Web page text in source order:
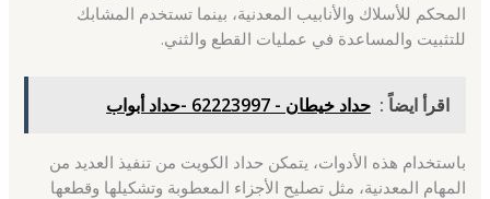
المحكم للأسلاك والأنابيب المعدنية، بينما تستخدم المشابك
للتثبيت والمساعدة في عمليات القطع والثني.
اقرأ ايضاً : حداد خيطان - 62223997 -حداد أبواب
باستخدام هذه الأدوات، يتمكن حداد الكويت من تنفيذ العديد من
المهام المعدنية، مثل تصليح الأجزاء المعطوبة وتشكيلها وقطعها